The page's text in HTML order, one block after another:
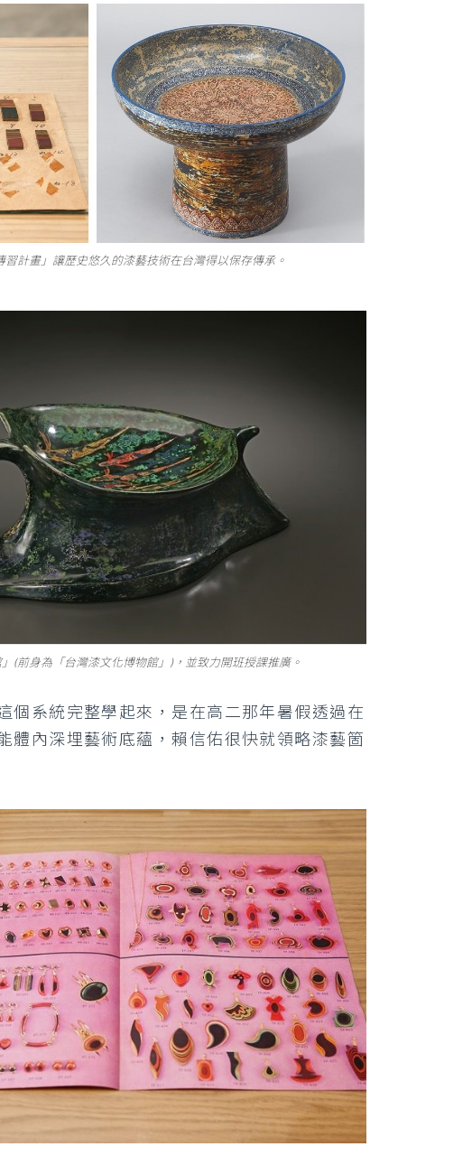
計畫」讓歷史悠久的漆藝技術在台灣得以保存傳承。
(前身為「台灣漆文化博物館」)，並致力開班授課推廣。
個系統完整學起來，是在高二那年暑假透過在
體內深埋藝術底蘊，賴信佑很快就領略漆藝箇